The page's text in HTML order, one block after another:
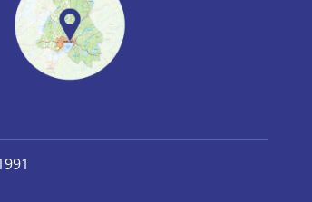
öppnas i nytt fönster.
webbplats, öppnas i nytt fönster.